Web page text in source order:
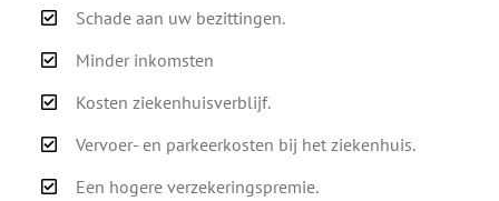
Schade aan uw bezittingen.
Minder inkomsten
Kosten ziekenhuisverblijf.
Vervoer- en parkeerkosten bij het ziekenhuis.
Een hogere verzekeringspremie.